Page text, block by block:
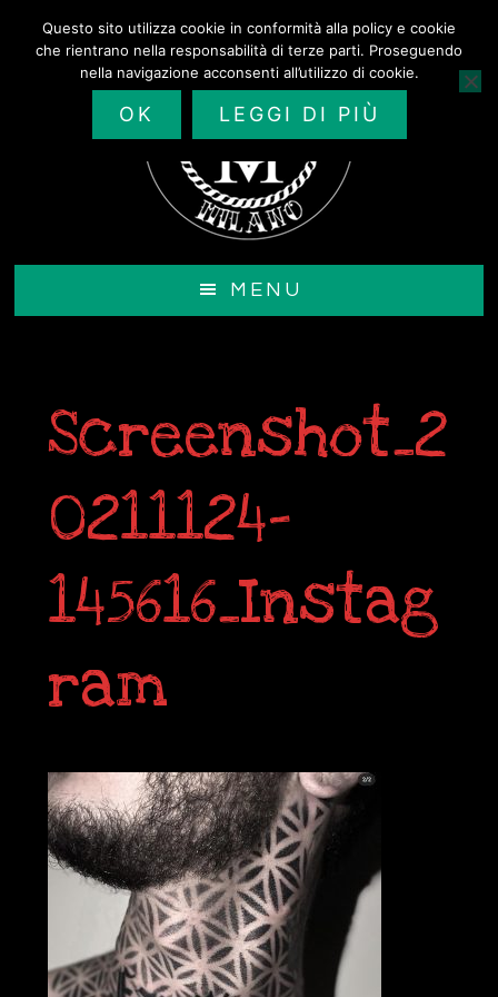
contenuto
MENU
Screenshot_2
0211124-
145616_Instag
ram
Questo sito utilizza cookie in conformità alla policy e cookie
che rientrano nella responsabilità di terze parti. Proseguendo
nella navigazione acconsenti all’utilizzo di cookie.
OK LEGGI DI PIÙ